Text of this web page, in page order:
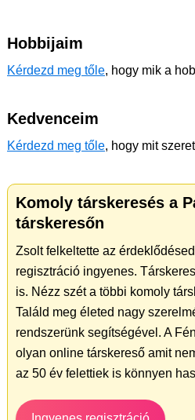
Hobbijaim
Kérdezd meg tőle, hogy mik a
Kedvenceim
Kérdezd meg tőle, hogy mit
Komoly társkeresés a
társkeresőn
Zsolt felkeltette az
regisztráció ingyenes.
is. Nézz szét a többi komoly
Találd meg életed nagy
rendszerünk segítségével. A
olyan online társkereső amit
az 50 év felettiek is könnyen